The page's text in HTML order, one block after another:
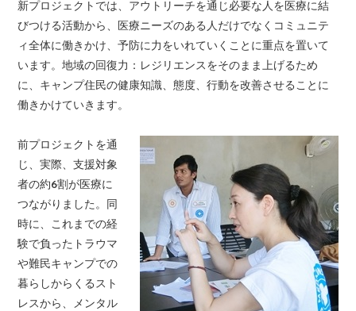
新プロジェクトでは、アウトリーチを通じ必要な人を医療に結
びつける活動から、医療ニーズのある人だけでなくコミュニテ
ィ全体に働きかけ、予防に力をいれていくことに重点を置いて
います。地域の回復力：レジリエンスをそのまま上げるため
に、キャンプ住民の健康知識、態度、行動を改善させることに
働きかけていきます。
前プロジェクトを通
じ、実際、支援対象
者の約6割が医療に
つながりました。同
時に、これまでの経
験で負ったトラウマ
や難民キャンプでの
暮らしからくるスト
レスから、メンタル